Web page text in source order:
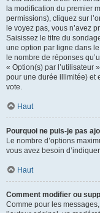
la modification du premier
permissions), cliquez sur
le voyez pas, vous n’avez
Saisissez le titre du
une option par ligne dans
le nombre de réponses
« Option(s) par l’utilisateur
pour une durée illimitée) et
vote.
Haut
Pourquoi ne puis-je pas
Le nombre d’options
vous avez besoin
Haut
Comment modifier ou
Comme pour les